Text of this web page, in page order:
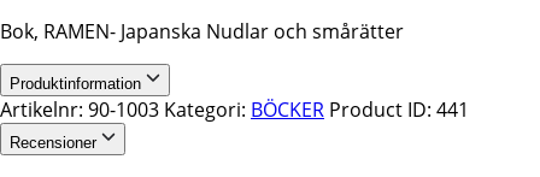
Bok, RAMEN- Japanska Nudlar och smårätter
Produktinformation
Artikelnr: 90-1003 Kategori: BÖCKER Product ID: 441
Recensioner